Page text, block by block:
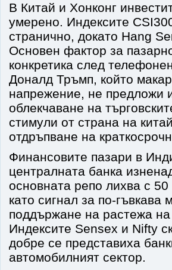
В Китай и Хонконг
умерено. Индексите
странично, докато Hang
Основен фактор за
конкретика след
Доналд Тръмп, който
напрежение, не предложи
облекчаване на
стимули от страна на
отдръпване на
Финансовите пазари в
централната банка
основната репо лихва с
като сигнал за по-гъвкава
поддържане на растежа
Индексите Sensex и Nifty
добре се представиха
автомобилният сектор.